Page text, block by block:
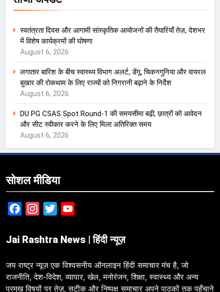
स्वतंत्रता दिवस और आगामी सांस्कृतिक आयोजनों की तैयारियाँ तेज़, देशभर
में विशेष कार्यक्रमों की घोषणा
August 6, 2026
लगातार बारिश के बीच स्वास्थ्य विभाग अलर्ट, डेंगू, चिकनगुनिया और वायरल
बुखार की रोकथाम के लिए राज्यों को निगरानी बढ़ाने के निर्देश
August 6, 2026
DU PG CSAS Spot Round-1 की समयसीमा बढ़ी, छात्रों को आवेदन
और सीट स्वीकार करने के लिए मिला अतिरिक्त समय
August 6, 2026
सोशल मीडिया
FacebookInstagram
Twitter
Jai Rashtra News | हिंदी न्यूज़
जय राष्ट्र न्यूज़ एक विश्वसनीय ऑनलाइन हिंदी समाचार मंच है, जो
राजनीति, देश-विदेश, व्यापार, खेल, मनोरंजन, शिक्षा, स्वास्थ्य और अन्य
प्रमुख विषयों पर तेज़, सटीक और निष्पक्ष समाचार अपने पाठकों तक पहुँचाने